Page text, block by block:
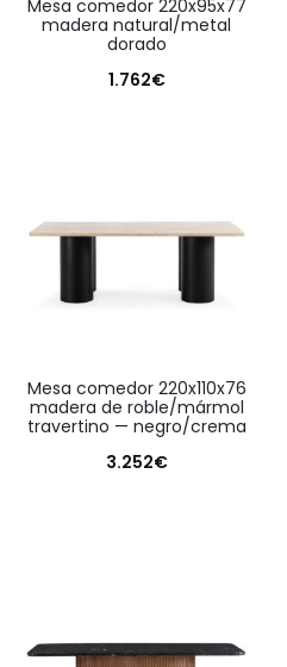
mesa comedor 220x95x77
madera natural/metal
dorado
1.762€
mesa comedor 220x110x76
madera de roble/mármol
travertino — negro/crema
3.252€